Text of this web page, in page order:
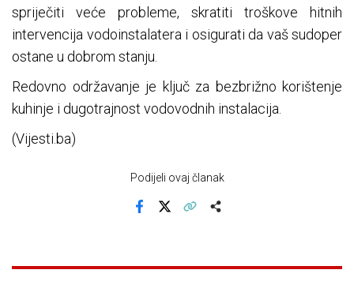
spriječiti veće probleme, skratiti troškove hitnih
intervencija vodoinstalatera i osigurati da vaš sudoper
ostane u dobrom stanju.
Redovno održavanje je ključ za bezbrižno korištenje
kuhinje i dugotrajnost vodovodnih instalacija.
(Vijesti.ba)
Podijeli ovaj članak